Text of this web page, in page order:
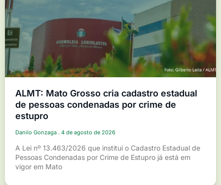
ALMT: Mato Grosso cria cadastro estadual
de pessoas condenadas por crime de
estupro
Danilo Gonzaga 4 de agosto de 2026
A Lei nº 13.463/2026 que institui o Cadastro Estadual de
Pessoas Condenadas por Crime de Estupro já está em
vigor em Mato